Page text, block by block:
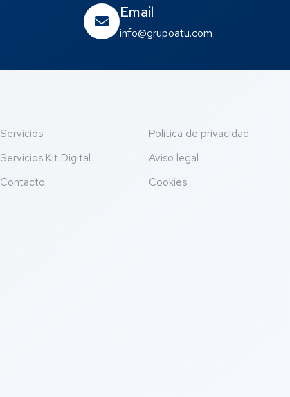
Email
info@grupoatu.com
Servicios
Servicios Kit Digital
Contacto
Política de privacidad
Aviso legal
Cookies